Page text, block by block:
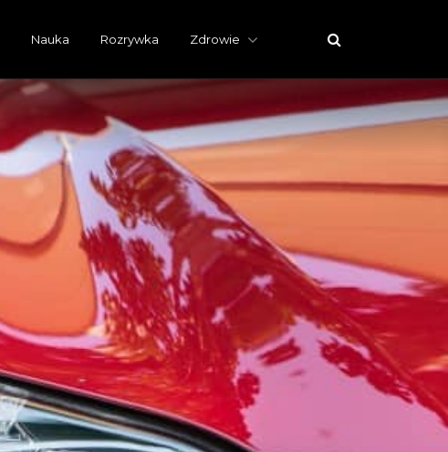
Nauka Rozrywka Zdrowie